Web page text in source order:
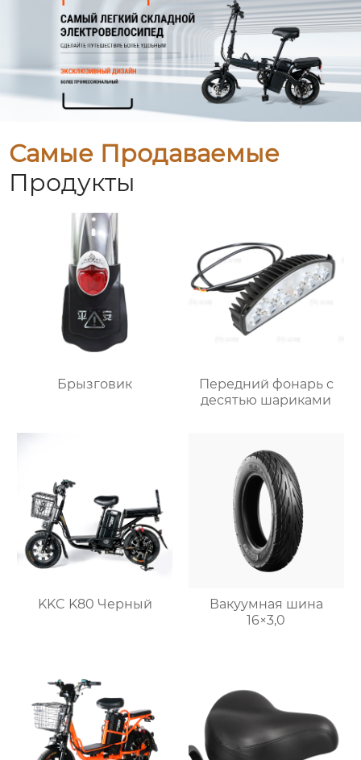
Самые Продаваемые
Продукты
Брызговик
Передний фонарь с
десятью шариками
KKC K80 Черный
Вакуумная шина
16×3,0